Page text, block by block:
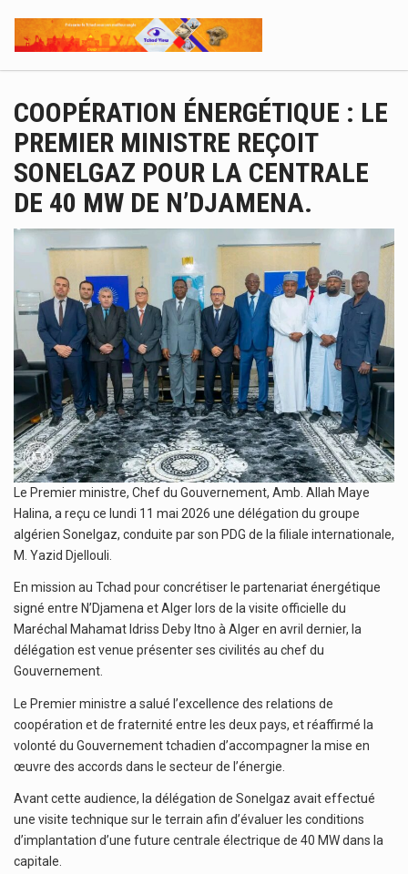
COOPÉRATION ÉNERGÉTIQUE : LE
PREMIER MINISTRE REÇOIT
SONELGAZ POUR LA CENTRALE
DE 40 MW DE N’DJAMENA.
Le Premier ministre, Chef du Gouvernement, Amb. Allah Maye
Halina, a reçu ce lundi 11 mai 2026 une délégation du groupe
algérien Sonelgaz, conduite par son PDG de la filiale internationale,
M. Yazid Djellouli.
En mission au Tchad pour concrétiser le partenariat énergétique
signé entre N’Djamena et Alger lors de la visite officielle du
Maréchal Mahamat Idriss Deby Itno à Alger en avril dernier, la
délégation est venue présenter ses civilités au chef du
Gouvernement.
Le Premier ministre a salué l’excellence des relations de
coopération et de fraternité entre les deux pays, et réaffirmé la
volonté du Gouvernement tchadien d’accompagner la mise en
œuvre des accords dans le secteur de l’énergie.
Avant cette audience, la délégation de Sonelgaz avait effectué
une visite technique sur le terrain afin d’évaluer les conditions
d’implantation d’une future centrale électrique de 40 MW dans la
capitale.